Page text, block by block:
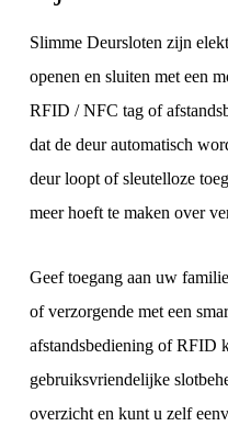
Slimme Deursloten zijn
openen en sluiten met een
RFID / NFC tag of
dat de deur automatisch
deur loopt of sleutelloze
meer hoeft te maken over
Geef toegang aan uw
of verzorgende met een
afstandsbediening of RFID
gebruiksvriendelijke
overzicht en kunt u zelf